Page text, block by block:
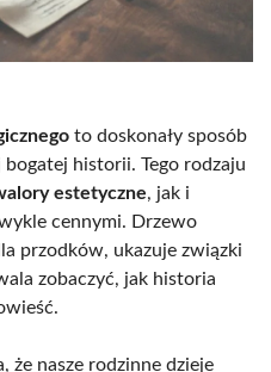
to doskonały sposób
historii. Tego rodzaju
estetyczne, jak i
cennymi. Drzewo
przodków, ukazuje związki
zobaczyć, jak historia
że nasze rodzinne dzieje